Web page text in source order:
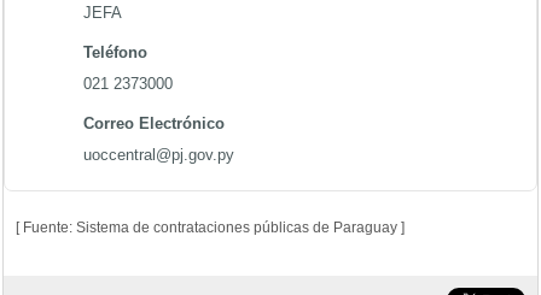
JEFA
Teléfono
021 2373000
Correo Electrónico
uoccentral@pj.gov.py
[ Fuente: Sistema de contrataciones públicas de Paraguay ]